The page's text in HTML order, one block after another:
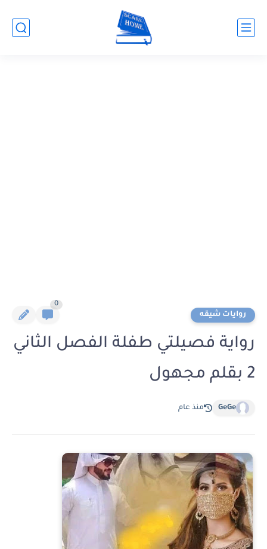
روايات شيقه
0
رواية فصيلتي طفلة الفصل الثاني
2 بقلم مجهول
GeGe منذ عام